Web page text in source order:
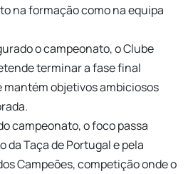
na formação como na equipa
o campeonato, o Clube
terminar a fase final
mantém objetivos ambiciosos
campeonato, o foco passa
da Taça de Portugal e pela
Campeões, competição onde o